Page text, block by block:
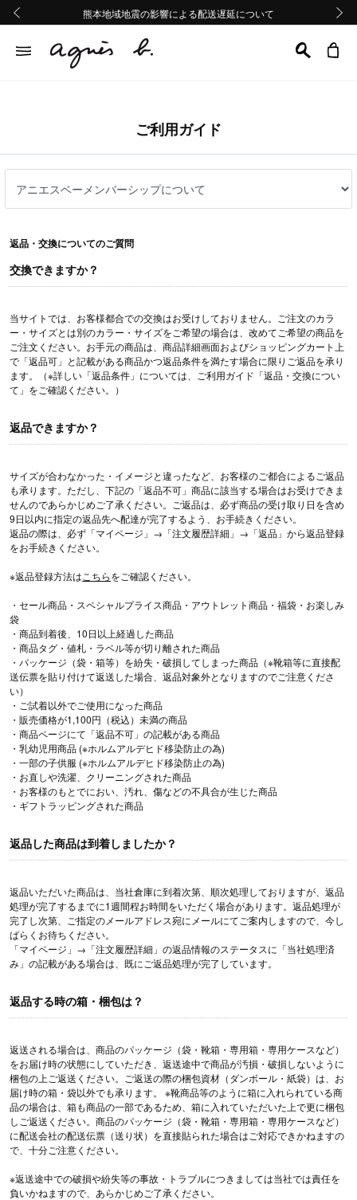
熊本地域地震の影響による配送遅延について
Summer Sale 2buy10%OFF!!
熊本地域地震の影響による配送遅延について
Summer Sale 2buy10%OFF!!
ご利用ガイド
返品・交換についてのご質問
交換できますか？
当サイトでは、お客様都合での交換はお受けしておりません。ご注文のカラ
ー・サイズとは別のカラー・サイズをご希望の場合は、改めてご希望の商品を
ご注文ください。お手元の商品は、商品詳細画面およびショッピングカート上
で「返品可」と記載がある商品かつ返品条件を満たす場合に限りご返品を承り
ます。（※詳しい「返品条件」については、ご利用ガイド「返品・交換につい
て」をご確認ください。）
返品できますか？
サイズが合わなかった・イメージと違ったなど、お客様のご都合によるご返品
も承ります。ただし、下記の「返品不可」商品に該当する場合はお受けできま
せんのであらかじめご了承ください。ご返品は、必ず商品の受け取り日を含め
9日以内に指定の返品先へ配達が完了するよう、お手続きください。
返品の際は、必ず「マイページ」→「注文履歴詳細」→「返品」から返品登録
をお手続きください。
※返品登録方法は こちらをご確認ください。
・セール商品・スペシャルプライス商品・アウトレット商品・福袋・お楽しみ
袋
・商品到着後、10日以上経過した商品
・商品タグ・値札・ラベル等が切り離された商品
・パッケージ（袋・箱等）を紛失・破損してしまった商品（※靴箱等に直接配
送伝票を貼り付けて返送した場合、返品対象外となりますのでご注意くださ
い）
・ご試着以外でご使用になった商品
・販売価格が1,100円（税込）未満の商品
・商品ページにて「返品不可」の記載がある商品
・乳幼児用商品 (※ホルムアルデヒド移染防止の為)
・一部の子供服 (※ホルムアルデヒド移染防止の為)
・お直しや洗濯、クリーニングされた商品
・お客様のもとでにおい、汚れ、傷などの不具合が生じた商品
・ギフトラッピングされた商品
返品した商品は到着しましたか？
返品いただいた商品は、当社倉庫に到着次第、順次処理しておりますが、返品
処理が完了するまでに1週間程お時間をいただく場合があります。返品処理が
完了し次第、ご指定のメールアドレス宛にメールにてご案内しますので、今し
ばらくお待ちください。
「マイページ」→「注文履歴詳細」の返品情報のステータスに「当社処理済
み」の記載がある場合は、既にご返品処理が完了しています。
返品する時の箱・梱包は？
返送される場合は、商品のパッケージ（袋・靴箱・専用箱・専用ケースなど）
をお届け時の状態にしていただき、返送途中で商品が汚損・破損しないように
梱包の上ご返送ください。ご返送の際の梱包資材（ダンボール・紙袋）は、お
届け時の箱・袋以外でも承ります。 ※靴商品等のように箱に入れられている商
品の場合は、箱も商品の一部であるため、箱に入れていただいた上で更に梱包
しご返送ください。商品のパッケージ（袋・靴箱・専用箱・専用ケースなど）
に配送会社の配送伝票（送り状）を直接貼られた場合はご対応できかねますの
で、十分ご注意ください。
※返送途中での破損や紛失等の事故・トラブルにつきましては当社では責任を
負いかねますので、あらかじめご了承ください。